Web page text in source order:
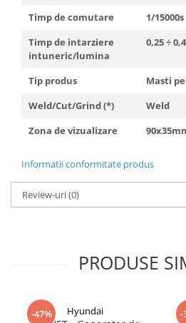
Timp de comutare
1/15000s
Timp de intarziere
intuneric/lumina
0,25 ÷
Tip produs
Masti
Weld/Cut/Grind (*)
Weld
Zona de vizualizare
Informatii conformitate produs
Review-uri(0)
PRODUSE
-47% Hyundai -